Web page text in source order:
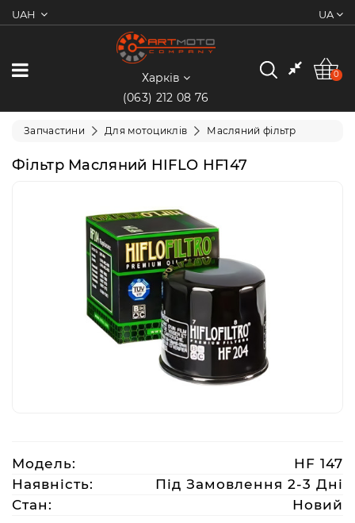
UAH UA
0
Категорії
Мотоцикли
Електротранспорт
Екіпіювання
Запчастини
Харків
(063) 212 08 76
0
Запчастини Для мотоциклів Масляний фільтр
Фільтр Масляний HIFLO HF147
Модель:
HF 147
Наявність:
Під Замовлення 2-3 Дні
Стан:
Новий